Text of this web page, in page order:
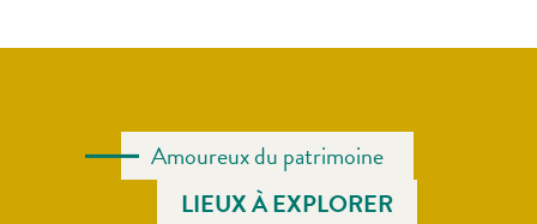
Amoureux du patrimoine
LIEUX À EXPLORER